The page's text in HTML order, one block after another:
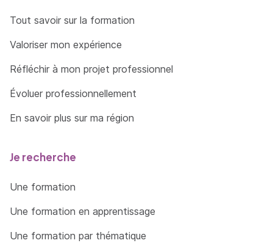
Tout savoir sur la formation
Valoriser mon expérience
Réfléchir à mon projet professionnel
Évoluer professionnellement
En savoir plus sur ma région
Je recherche
Une formation
Une formation en apprentissage
Une formation par thématique